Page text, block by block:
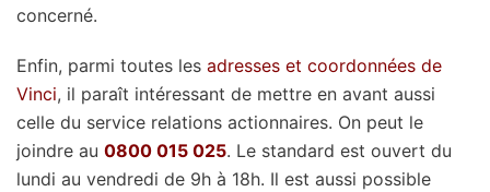
concerné.
Enfin, parmi toutes les adresses et coordonnées de
Vinci, il paraît intéressant de mettre en avant aussi
celle du service relations actionnaires. On peut le
joindre au 0800 015 025. Le standard est ouvert du
lundi au vendredi de 9h à 18h. Il est aussi possible